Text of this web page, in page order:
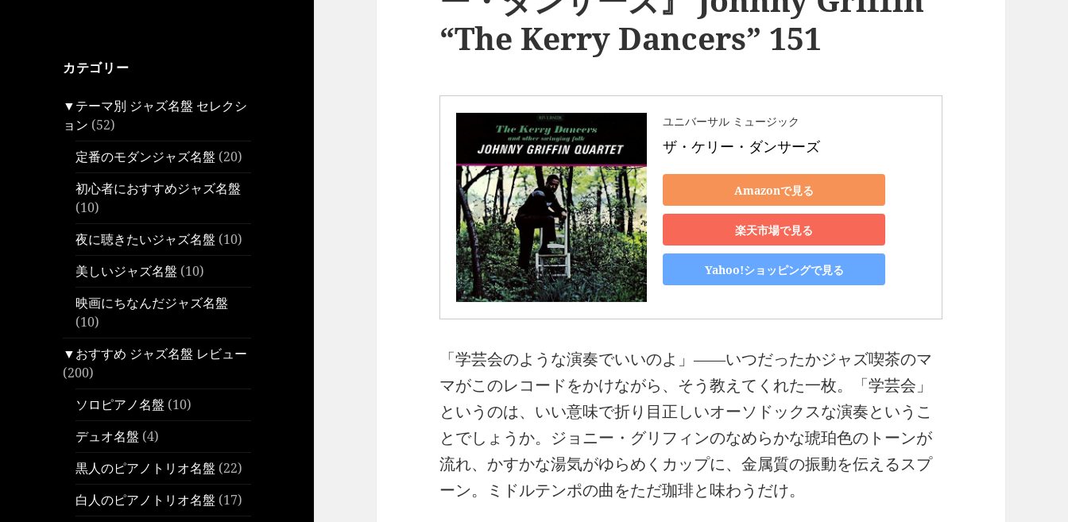
カテゴリー
▼テーマ別 ジャズ名盤 セレクシ
ョン (52)
定番のモダンジャズ名盤 (20)
初心者におすすめジャズ名盤
(10)
夜に聴きたいジャズ名盤 (10)
美しいジャズ名盤 (10)
映画にちなんだジャズ名盤
(10)
▼おすすめ ジャズ名盤 レビュー
(200)
ソロピアノ名盤 (10)
デュオ名盤 (4)
黒人のピアノトリオ名盤 (22)
白人のピアノトリオ名盤 (17)
“The Kerry Dancers” 151
ユニバーサル ミュージック
ザ・ケリー・ダンサーズ
Amazonで見る
楽天市場で見る
Yahoo!ショッピングで見る
「学芸会のような演奏でいいのよ」――いつだったかジャズ喫茶のマ
マがこのレコードをかけながら、そう教えてくれた一枚。「学芸会」
というのは、いい意味で折り目正しいオーソドックスな演奏というこ
とでしょうか。ジョニー・グリフィンのなめらかな琥珀色のトーンが
流れ、かすかな湯気がゆらめくカップに、金属質の振動を伝えるスプ
ーン。ミドルテンポの曲をただ珈琲と味わうだけ。